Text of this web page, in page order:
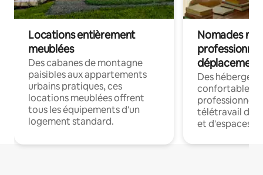
Locations entièrement
meublées
Des cabanes de montagne
paisibles aux appartements
urbains pratiques, ces
locations meublées offrent
tous les équipements d'un
logement standard.
Nomades
déplacement
Des
confortables
professionnels
télétravail
et d'espaces